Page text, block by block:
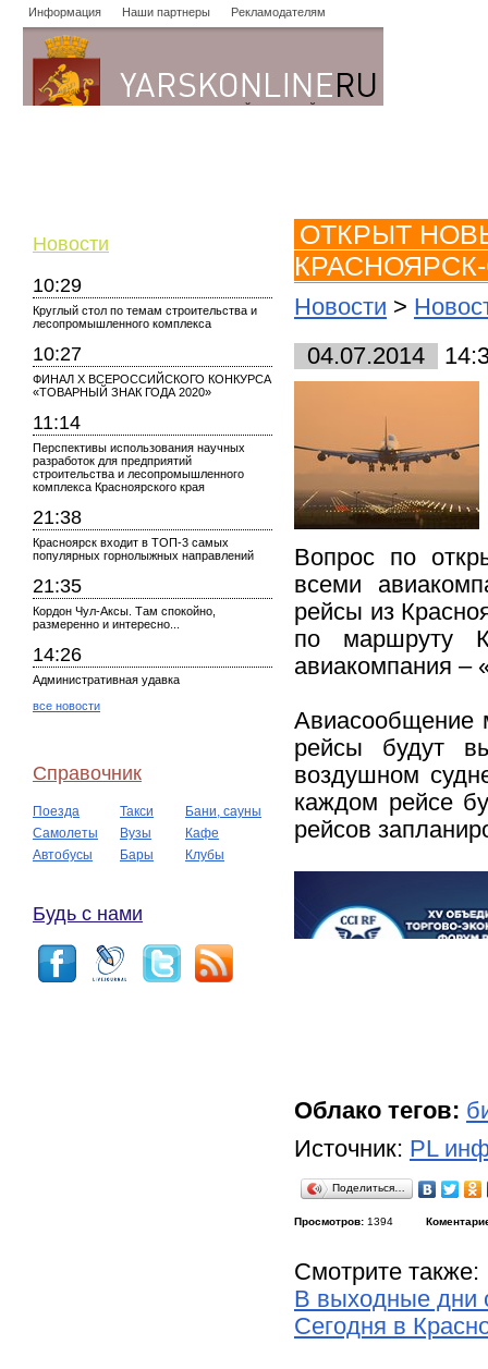
Информация Наши партнеры Рекламодателям
Новости
10:29
Круглый стол по темам строительства и
лесопромышленного комплекса
10:27
ФИНАЛ X ВСЕРОССИЙСКОГО КОНКУРСА
«ТОВАРНЫЙ ЗНАК ГОДА 2020»
11:14
Перспективы использования научных
разработок для предприятий
строительства и лесопромышленного
комплекса Красноярского края
21:38
Красноярск входит в ТОП-3 самых
популярных горнолыжных направлений
21:35
Кордон Чул-Аксы. Там спокойно,
размеренно и интересно...
14:26
Административная удавка
все новости
Справочник
Поезда Такси
Бани, сауны
Самолеты
Вузы
Кафе
Автобусы
Бары Клубы
Будь с нами
ОТКРЫТ
Новости >
04.07.2014
Вопрос по
всеми
рейсы из
по маршруту
авиакомпания –
Авиасообщение
рейсы будут
воздушном
каждом рейсе
рейсов
Облако тегов:
Источник: PL
Поделиться…
Просмотров: 1394
Смотрите также:
В выходные дни
Сегодня в